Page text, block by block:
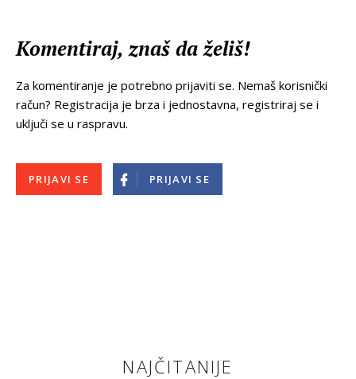
Komentiraj, znaš da želiš!
Za komentiranje je potrebno prijaviti se. Nemaš korisnički
račun? Registracija je brza i jednostavna, registriraj se i
uključi se u raspravu.
PRIJAVI SE PRIJAVI SE
NAJČITANIJE